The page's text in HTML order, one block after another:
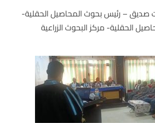
– رئيس بحوث المحاصيل الحقلية-
الحقلية- مركز البحوث الزراعية